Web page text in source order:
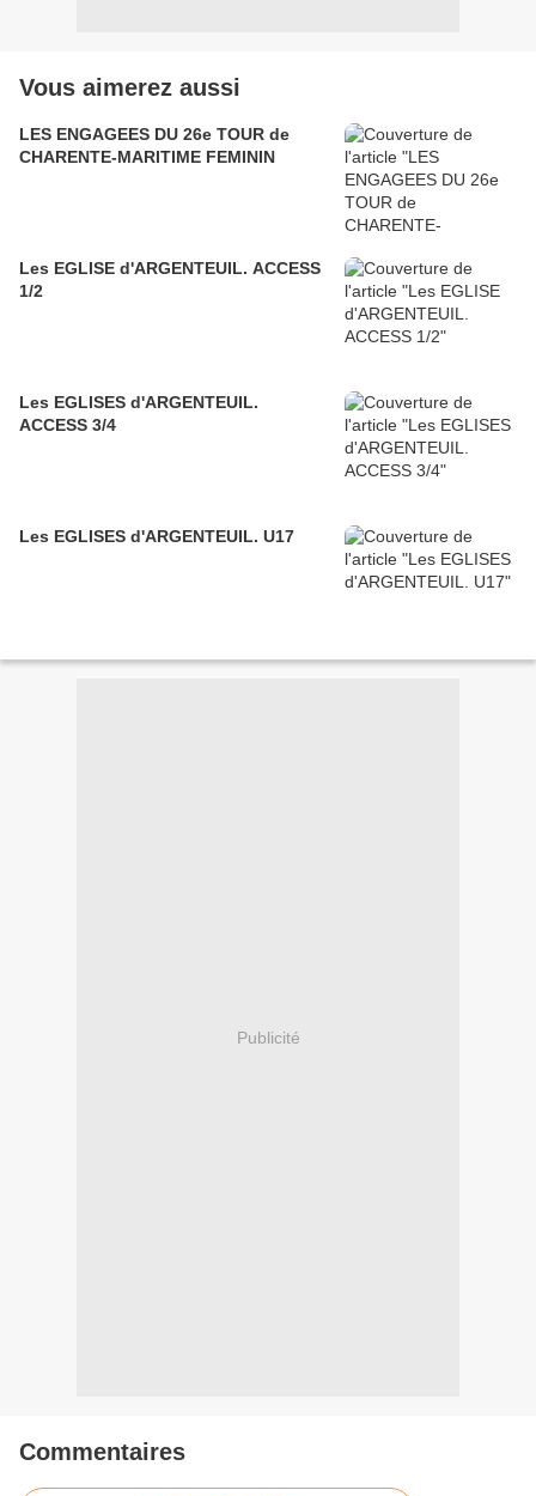
Vous aimerez aussi
LES ENGAGEES DU 26e TOUR de
CHARENTE-MARITIME FEMININ
Les EGLISE d'ARGENTEUIL. ACCESS
1/2
Les EGLISES d'ARGENTEUIL.
ACCESS 3/4
Les EGLISES d'ARGENTEUIL. U17
Publicité
Commentaires